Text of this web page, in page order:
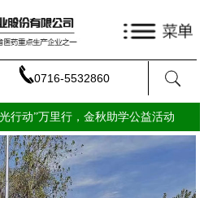
0716-5532860
行动”万里行，金秋助学公益活动